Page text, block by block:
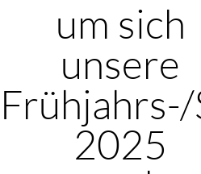
um sich
unsere
2025